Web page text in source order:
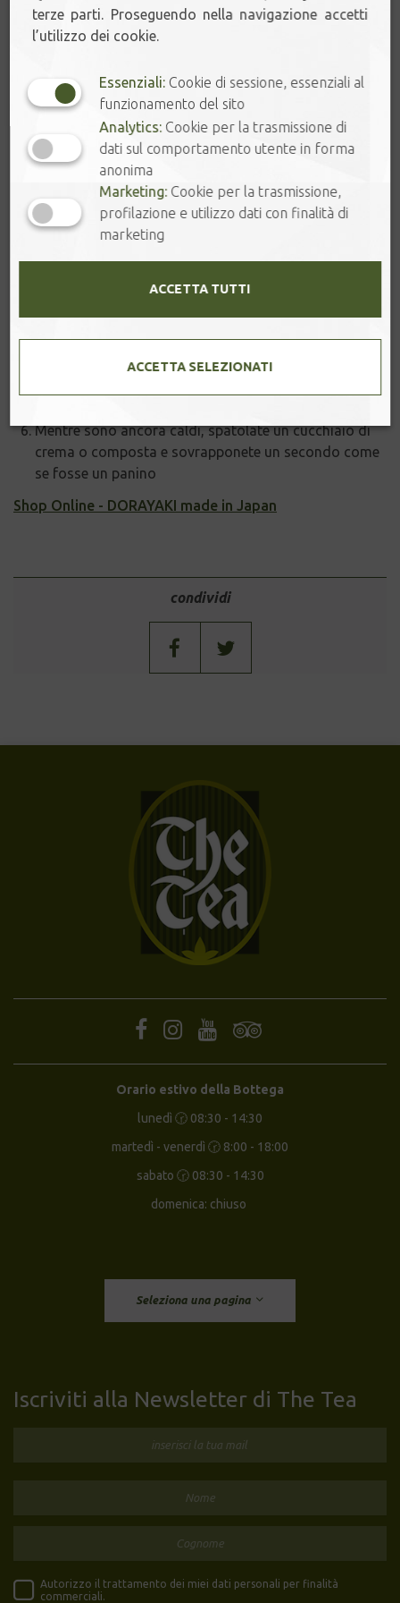
il miele.
composto e mescolate bene. Lasciate riposare in frigo
30 min, coperto con della pellicola da cucina. Se non
avete il lievito in granuli, potete usare tranquillamente
quello in polvere per i dolci (aggiungetelo al composto
insieme alla farina).
Trascorso il tempo di riposo, prelevate il composto a
cucchiaiate e ponetelo su una padella antiaderente
calda. Fate dei pancake piccoli di diametro ma spessi,
Fate cuocere fino a quando si formeranno delle
bollicine in superficie: a questo punto, potrete girarli e
cuocerli anche dall’altro lato. Un paio di minuti sono
Mentre sono ancora caldi, spatolate un cucchiaio di
crema o composta e sovrapponete un secondo come
se fosse un panino
Shop Online - DORAYAKI made in Japan
condividi
Orario estivo della Bottega
lunedì 🕝 08:30 - 14:30
martedì - venerdì 🕝 8:00 - 18:00
sabato 🕝 08:30 - 14:30
domenica: chiuso
Seleziona una pagina
Iscriviti alla Newsletter di The Tea
Autorizzo il trattamento dei miei dati personali per finalità
commerciali.
terze parti. Proseguendo nella navigazione accetti
l’utilizzo dei cookie.
Essenziali: Cookie di sessione, essenziali al
funzionamento del sito
Analytics: Cookie per la trasmissione di
dati sul comportamento utente in forma
anonima
Marketing: Cookie per la trasmissione,
profilazione e utilizzo dati con finalità di
marketing
ACCETTA TUTTI
ACCETTA SELEZIONATI